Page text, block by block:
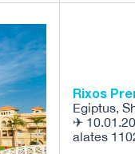
Rixos
Egiptus,
✈
alates